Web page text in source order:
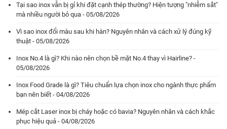
Tại sao inox vẫn bị gỉ khi đặt cạnh thép thường? Hiện tượng "nhiễm sắt"
mà nhiều người bỏ qua - 05/08/2026
Vì sao inox đổi màu sau khi hàn? Nguyên nhân và cách xử lý đúng kỹ
thuật - 05/08/2026
Inox No.4 là gì? Khi nào nên chọn bề mặt No.4 thay vì Hairline? -
05/08/2026
Inox Food Grade là gì? Tiêu chuẩn lựa chọn inox cho ngành thực phẩm
bạn nên biết - 04/08/2026
Mép cắt Laser inox bị cháy hoặc có bavia? Nguyên nhân và cách khắc
phục hiệu quả - 04/08/2026